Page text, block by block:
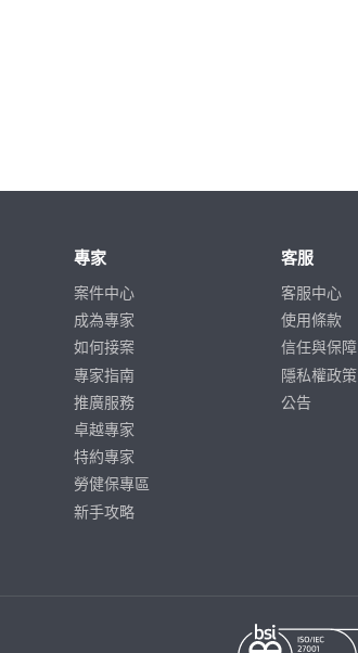
專家
案件中心
成為專家
如何接案
專家指南
推廣服務
卓越專家
特約專家
勞健保專區
新手攻略
客服
客服中心
使用條款
信任與保障
隱私權政策
公告